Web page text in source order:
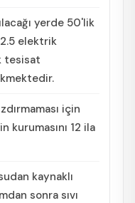
yerde 50'lik
elektrik
tesisat
için
kurumasını 12 ila
kaynaklı
sonra sıvı